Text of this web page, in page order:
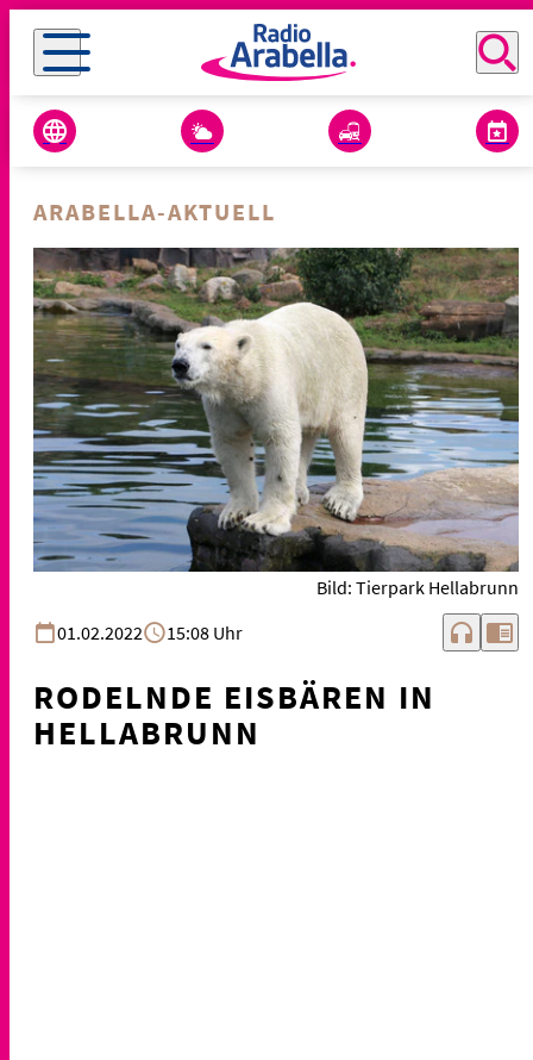
ARABELLA-AKTUELL
Bild: Tierpark Hellabrunn
01.02.2022
15:08 Uhr headphones chrome_reader_mode
RODELNDE EISBÄREN IN
HELLABRUNN